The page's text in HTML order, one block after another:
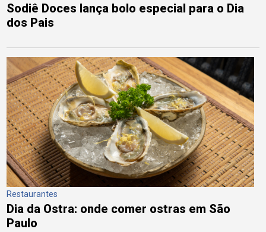
Sodiê Doces lança bolo especial para o Dia
dos Pais
Restaurantes
Dia da Ostra: onde comer ostras em São
Paulo